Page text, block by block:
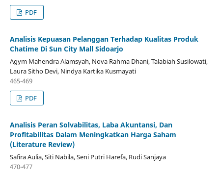
PDF
Analisis Kepuasan Pelanggan Terhadap Kualitas Produk
Chatime Di Sun City Mall Sidoarjo
Agym Mahendra Alamsyah, Nova Rahma Dhani, Talabiah Susilowati,
Laura Sitho Devi, Nindya Kartika Kusmayati
465-469
PDF
Analisis Peran Solvabilitas, Laba Akuntansi, Dan
Profitabilitas Dalam Meningkatkan Harga Saham
(Literature Review)
Safira Aulia, Siti Nabila, Seni Putri Harefa, Rudi Sanjaya
470-477